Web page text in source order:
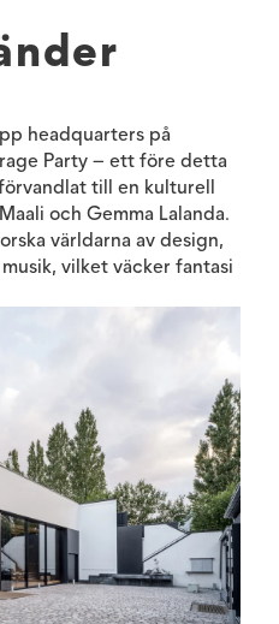
headquarters på
Party – ett före detta
till en kulturell
och Gemma Lalanda.
världarna av design,
vilket väcker fantasi